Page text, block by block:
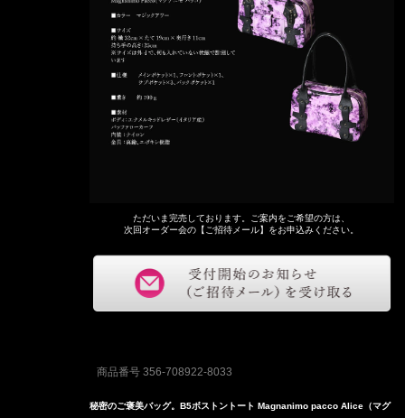
ただいま完売しております。ご案内をご希望の方は、
次回オーダー会の【ご招待メール】をお申込みください。
商品番号 356-708922-8033
秘密のご褒美バッグ。B5ボストントート Magnanimo pacco Alice（マグ